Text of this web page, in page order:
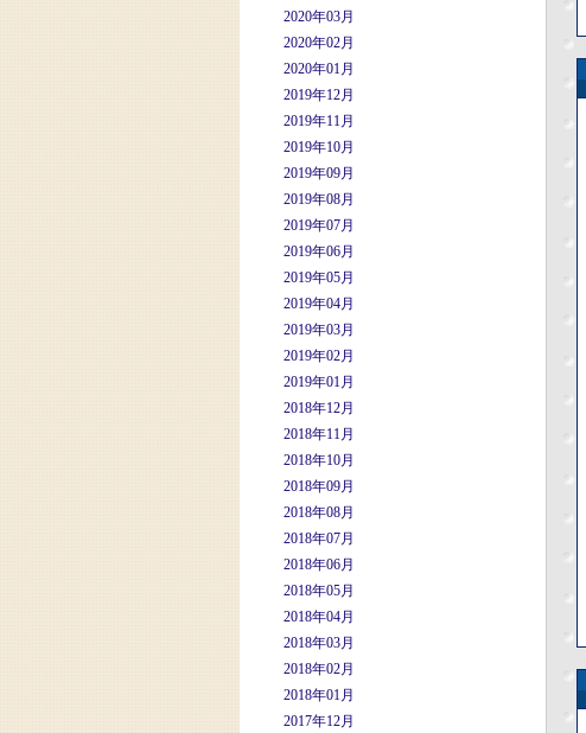
2020年03月
2020年02月
2020年01月
2019年12月
2019年11月
2019年10月
2019年09月
2019年08月
2019年07月
2019年06月
2019年05月
2019年04月
2019年03月
2019年02月
2019年01月
2018年12月
2018年11月
2018年10月
2018年09月
2018年08月
2018年07月
2018年06月
2018年05月
2018年04月
2018年03月
2018年02月
2018年01月
2017年12月